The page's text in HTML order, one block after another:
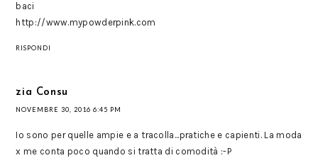
baci
http://www.mypowderpink.com
RISPONDI
zia Consu
NOVEMBRE 30, 2016 6:45 PM
Io sono per quelle ampie e a tracolla...pratiche e capienti. La moda
x me conta poco quando si tratta di comodità :-P